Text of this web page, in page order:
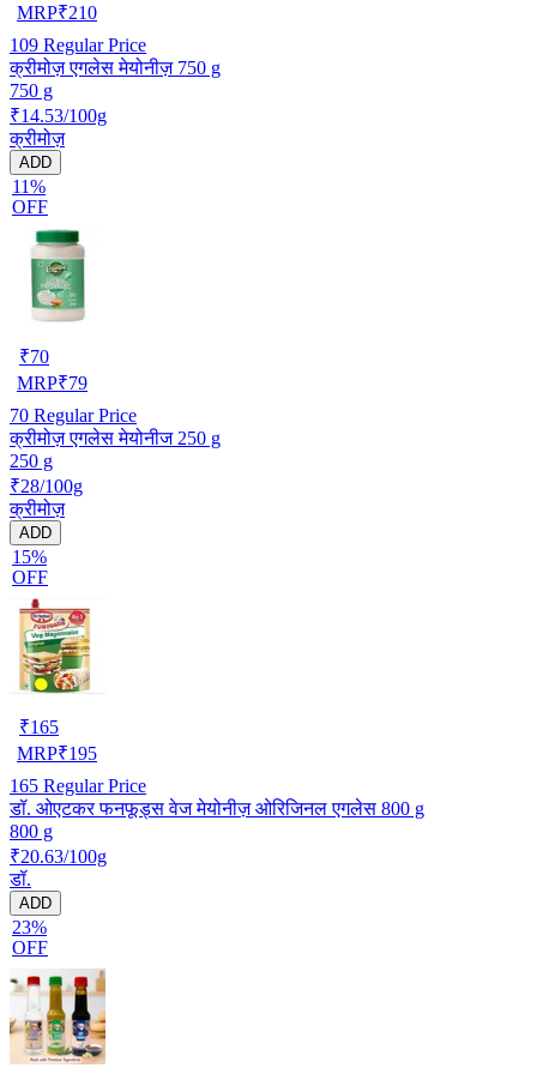
MRP₹210
109 Regular Price
क्रीमोज़ एगलेस मेयोनीज़ 750 g
750 g
₹14.53/100g
क्रीमोज़
ADD
11%
OFF
₹70
MRP₹79
70 Regular Price
क्रीमोज़ एगलेस मेयोनीज 250 g
250 g
₹28/100g
क्रीमोज़
ADD
15%
OFF
₹165
MRP₹195
165 Regular Price
डॉ. ओएटकर फनफूड्स वेज मेयोनीज़ ओरिजिनल एगलेस 800 g
800 g
₹20.63/100g
डॉ.
ADD
23%
OFF